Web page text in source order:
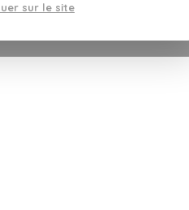
sur le site